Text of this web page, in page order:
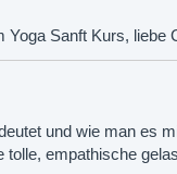
Yoga Sanft Kurs, liebe
und wie man es
empathische